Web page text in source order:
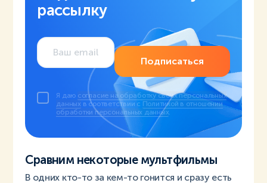
рассылку
Подписаться
Я даю согласие на обработку своих персональных
данных в соответствии с Политикой в отношении
обработки персональных данных.
Сравним некоторые мультфильмы
В одних кто-то за кем-то гонится и сразу есть